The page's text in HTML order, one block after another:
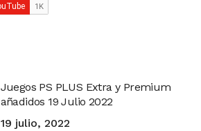
Juegos PS PLUS Extra y Premium
añadidos 19 Julio 2022
19 julio, 2022